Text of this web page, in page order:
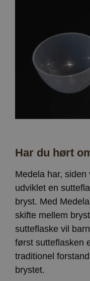
Har du hørt
Medela har,
udviklet en
bryst. Med
skifte mellem
sutteflaske vil
først sutteflasken
traditionel
brystet.